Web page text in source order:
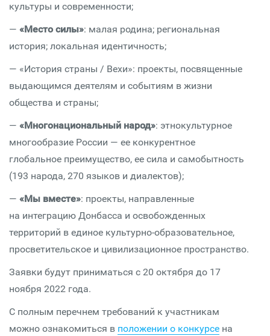
культуры и современности;
— «Место силы»: малая родина; региональная
история; локальная идентичность;
— «История страны / Вехи»: проекты, посвященные
выдающимся деятелям и событиям в жизни
общества и страны;
— «Многонациональный народ»: этнокультурное
многообразие России — ее конкурентное
глобальное преимущество, ее сила и самобытность
(193 народа, 270 языков и диалектов);
— «Мы вместе»: проекты, направленные
на интеграцию Донбасса и освобожденных
территорий в единое культурно-образовательное,
просветительское и цивилизационное пространство.
Заявки будут приниматься с 20 октября до 17
ноября 2022 года.
С полным перечнем требований к участникам
можно ознакомиться в положении о конкурсе на